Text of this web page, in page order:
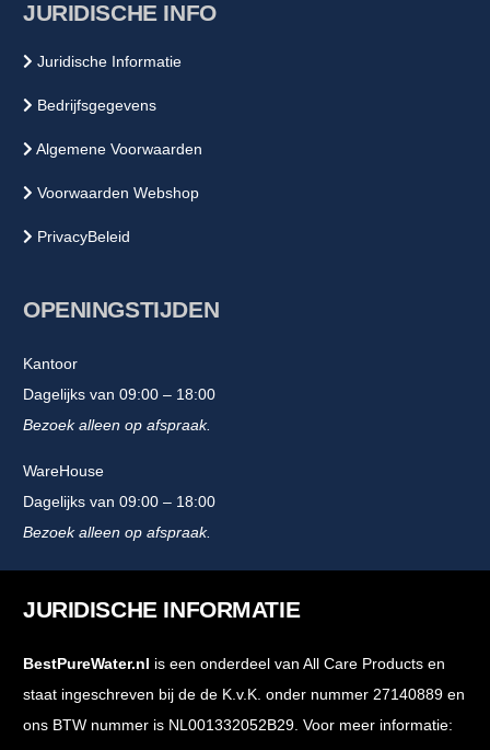
JURIDISCHE INFO
Juridische Informatie
Bedrijfsgegevens
Algemene Voorwaarden
Voorwaarden Webshop
PrivacyBeleid
OPENINGSTIJDEN
Kantoor
Dagelijks van 09:00 – 18:00
Bezoek alleen op afspraak.
WareHouse
Dagelijks van 09:00 – 18:00
Bezoek alleen op afspraak.
JURIDISCHE INFORMATIE
BestPureWater.nl is een onderdeel van All Care Products en
staat ingeschreven bij de de K.v.K. onder nummer 27140889 en
ons BTW nummer is NL001332052B29. Voor meer informatie: